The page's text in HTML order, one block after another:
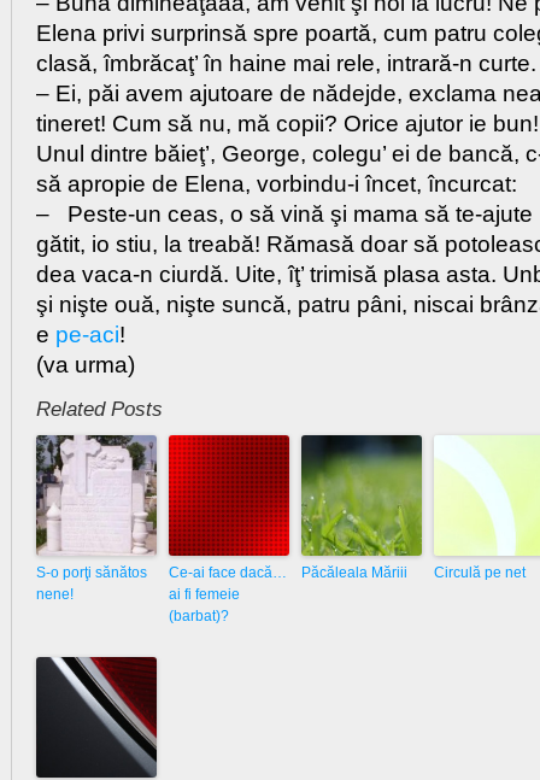
Elena privi surprinsă spre poartă, cum patru
clasă, îmbrăcaţ’ în haine mai rele, intrară-n curte.
– Ei, păi avem ajutoare de nădejde, exclama
tineret! Cum să nu, mă copii? Orice ajutor ie bun!
Unul dintre băieţ’, George, colegu’ ei de bancă,
să apropie de Elena, vorbindu-i încet, încurcat:
– Peste-un ceas, o să vină şi mama să te-ajute
gătit, io stiu, la treabă! Rămasă doar să
dea vaca-n ciurdă. Uite, îţ’ trimisă plasa asta.
şi nişte ouă, nişte suncă, patru pâni, niscai
e pe-aci!
(va urma)
Related Posts
S-o porţi sănătos
nene!
Ce-ai face dacă…
ai fi femeie
(barbat)?
Păcăleala Măriii Circulă pe net